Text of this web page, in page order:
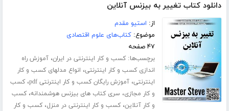
دانلود کتاب تغییر به بیزنس آنلاین
از: استیو مقدم
موضوع:کتاب‌های علوم اقتصادی
۴۷ صفحه
برچسب‌ها:کسب و کار اینترنتی در ایران،آموزش راه
اندازی کسب و کار اینترنتی، انواع مدلهای کسب و کار
اینترنتی،آموزش رایگان کسب و کار اینترنتی pdf ،کسب
و کار مجازی، سری کتاب های بیزنس هوشمندانه،کسب
و کار آنلاین،کسب و کار اینترنتی در منزل،کسب و کار